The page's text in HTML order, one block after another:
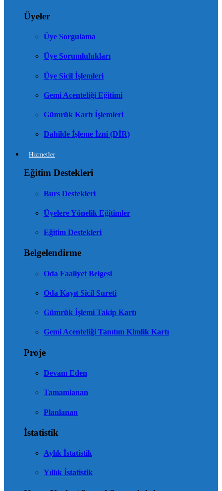
Üyeler
Üye Sorgulama
Üye Sorumlulukları
Üye Sicil İşlemleri
Gemi Acenteliği Eğitimi
Gümrük Kartı İşlemleri
Dahilde İşleme İzni (DİR)
Hizmetler
Eğitim Destekleri
Burs Destekleri
Üyelere Yönelik Eğitimler
Eğitim Destekleri
Belgelendirme
Oda Faaliyet Belgesi
Oda Kayıt Sicil Sureti
Gümrük İşlemi Takip Kartı
Gemi Acenteliği Tanıtım Kimlik Kartı
Proje
Devam Eden
Tamamlanan
Planlanan
İstatistik
Aylık İstatistik
Yıllık İstatistik